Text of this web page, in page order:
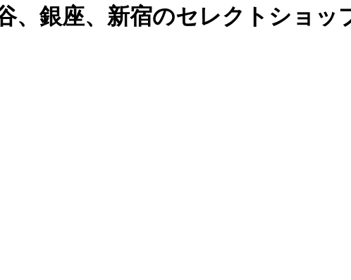
、銀座、新宿のセレクトショッ